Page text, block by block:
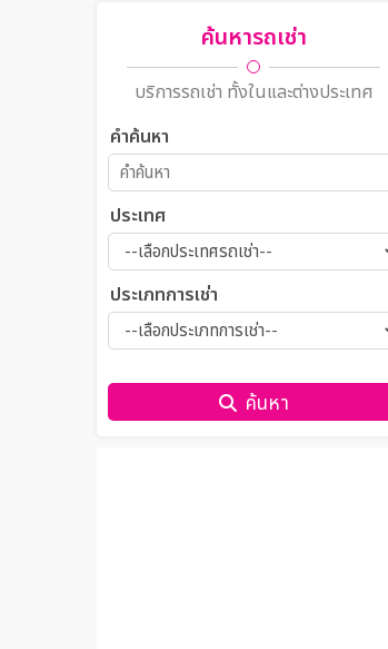
ค้นหารถเช่า
บริการรถเช่า ทั้งในและต่างประเทศ
คำค้นหา
ประเทศ
ประเภทการเช่า
ค้นหา